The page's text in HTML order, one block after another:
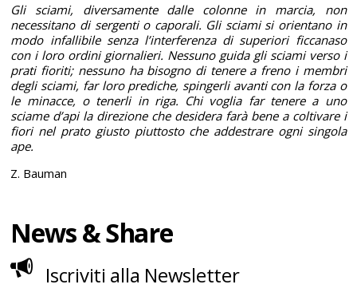
Gli sciami, diversamente dalle colonne in marcia, non
necessitano di sergenti o caporali. Gli sciami si orientano in
modo infallibile senza l’interferenza di superiori ficcanaso
con i loro ordini giornalieri. Nessuno guida gli sciami verso i
prati fioriti; nessuno ha bisogno di tenere a freno i membri
degli sciami, far loro prediche, spingerli avanti con la forza o
le minacce, o tenerli in riga. Chi voglia far tenere a uno
sciame d’api la direzione che desidera farà bene a coltivare i
fiori nel prato giusto piuttosto che addestrare ogni singola
ape.
Z. Bauman
News & Share
Iscriviti alla Newsletter